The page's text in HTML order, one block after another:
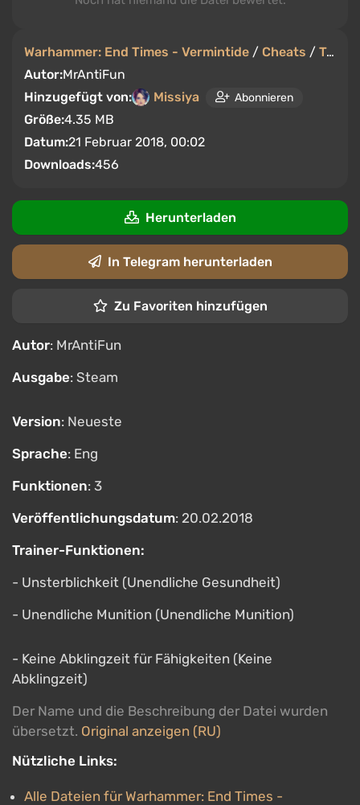
Warhammer: End Times - Vermintide / Cheats / Trainer
Autor:MrAntiFun
Hinzugefügt von:
Missiya Abonnieren
Größe:4.35 MB
Datum:21 Februar 2018, 00:02
Downloads:456
Herunterladen
In Telegram herunterladen
Zu Favoriten hinzufügen
Autor: MrAntiFun
Ausgabe: Steam
Version: Neueste
Sprache: Eng
Funktionen: 3
Veröffentlichungsdatum: 20.02.2018
Trainer-Funktionen:
- Unsterblichkeit (Unendliche Gesundheit)
- Unendliche Munition (Unendliche Munition)
- Keine Abklingzeit für Fähigkeiten (Keine
Abklingzeit)
Der Name und die Beschreibung der Datei wurden
übersetzt. Original anzeigen (RU)
Nützliche Links:
Alle Dateien für Warhammer: End Times -